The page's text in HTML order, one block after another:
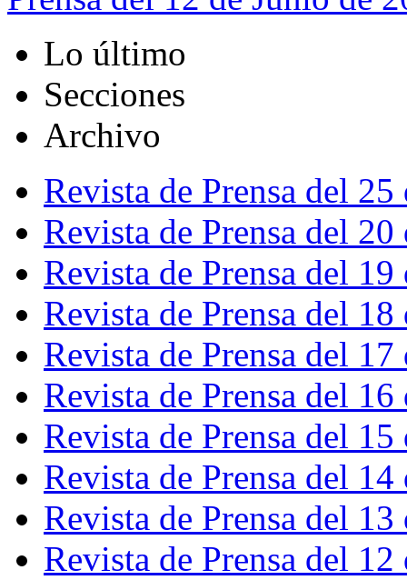
Lo último
Secciones
Archivo
Revista de Prensa del
Revista de Prensa del
Revista de Prensa del
Revista de Prensa del
Revista de Prensa del
Revista de Prensa del
Revista de Prensa del
Revista de Prensa del
Revista de Prensa del
Revista de Prensa del